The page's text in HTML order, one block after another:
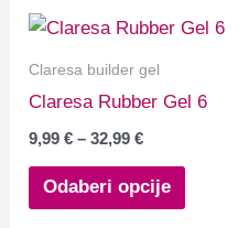
stranici
Claresa builder gel
Claresa Rubber Gel 6
9,99€ – 32,99€
Raspon
od
do
Odaberi opcije
Ovaj
se